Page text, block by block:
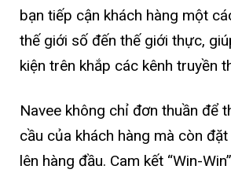
bạn tiếp cận khách hàng một
thế giới số đến thế giới thực,
kiện trên khắp các kênh truyền
Navee không chỉ đơn thuần để
cầu của khách hàng mà còn
lên hàng đầu. Cam kết “Win-